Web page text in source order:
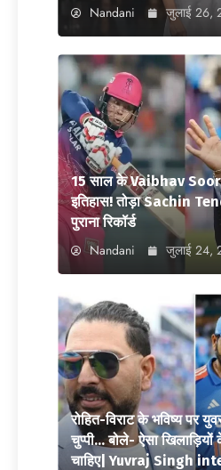
Nandani जुलाई 26,
15 साल के Vaibhav
इतिहास! तोड़ा Sachin
पुराना रिकॉर्ड
Nandani जुलाई 24,
रोहित-विराट के भविष्य पर
चुप्पी… बोले- ऐसा खिलाड़ियों
चाहिए| Yuvraj Singh